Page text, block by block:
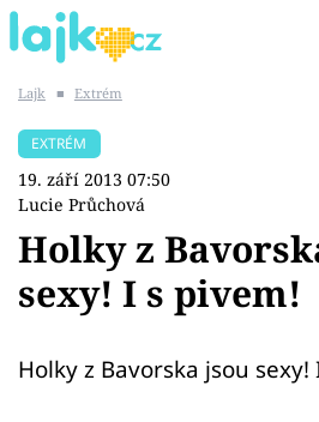
SHOPAHOLICADEL
Témata
Showbyznys
Lajk ■ Extrém
EXTRÉM
19. září 2013 07:50
Lucie Průchová
Holky z
sexy! I s pivem!
Holky z Bavorska jsou sexy!